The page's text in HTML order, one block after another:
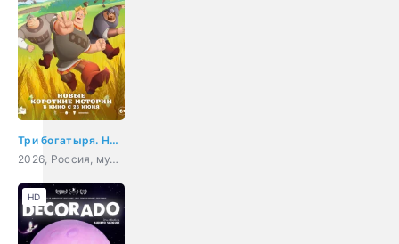
Три богатыря. Ни дня без подвига 3
2026, Россия, мультфильм, приключения, фэнтези, семейный
HD